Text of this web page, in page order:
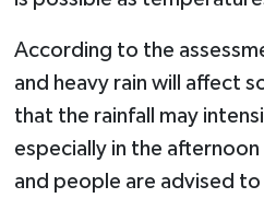
According to the
and heavy rain will affect
that the rainfall may
especially in the
and people are advised
YAŞAM